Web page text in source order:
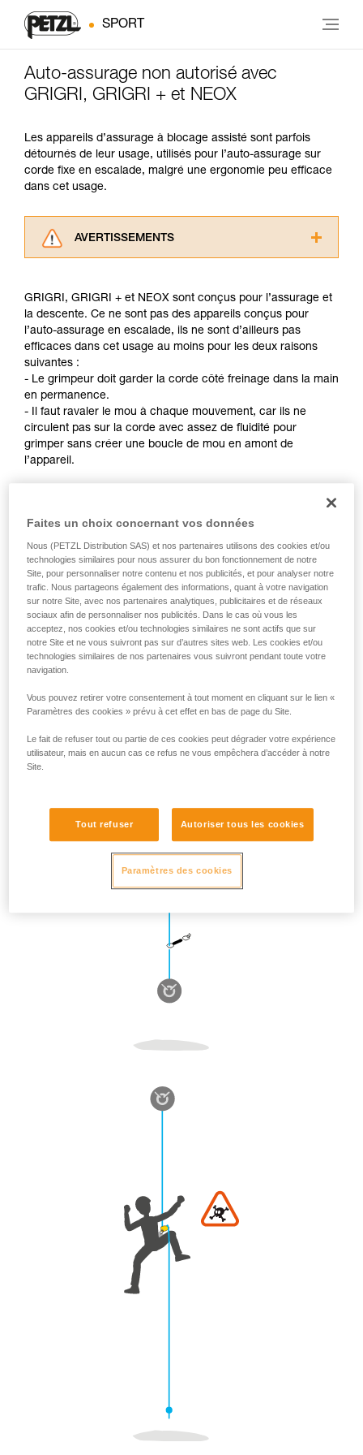
SPORT
Auto-assurage non autorisé avec
GRIGRI, GRIGRI + et NEOX
Les appareils d’assurage à blocage assisté sont parfois
détournés de leur usage, utilisés pour l’auto-assurage sur
corde fixe en escalade, malgré une ergonomie peu efficace
dans cet usage.
AVERTISSEMENTS
consulter. Vous devez avoir compris les
informations de la notice technique pour
pouvoir comprendre ce complément
d’informations.
Maîtriser ces techniques nécessite une
formation et un entraînement spécifique. Validez
avec un professionnel votre capacité à refaire
la manipulation, seul, en toute sécurité, avant
de la reproduire en autonomie.
Nous donnons des exemples de techniques
GRIGRI, GRIGRI + et NEOX sont conçus pour l’assurage et
la descente. Ce ne sont pas des appareils conçus pour
l’auto-assurage en escalade, ils ne sont d’ailleurs pas
efficaces dans cet usage au moins pour les deux raisons
suivantes :
- Le grimpeur doit garder la corde côté freinage dans la main
en permanence.
- Il faut ravaler le mou à chaque mouvement, car ils ne
circulent pas sur la corde avec assez de fluidité pour
grimper sans créer une boucle de mou en amont de
l’appareil.
- Pour l’auto-assurage en escalade sur corde fixe, référez-
Auto-assurage sur Petzl.com.
- Pour l’auto-assurage en tête, il existe des techniques
nécessitant une modification de l’appareil pour améliorer le
défilement de la corde. Petzl n’autorise pas cet usage. Pour
rappel : toute modification d’un EPI est interdite en dehors
des ateliers Petzl.
Faites un choix concernant vos données
Nous (PETZL Distribution SAS) et nos partenaires utilisons des cookies et/ou
technologies similaires pour nous assurer du bon fonctionnement de notre
Site, pour personnaliser notre contenu et nos publicités, et pour analyser notre
trafic. Nous partageons également des informations, quant à votre navigation
sur notre Site, avec nos partenaires analytiques, publicitaires et de réseaux
sociaux afin de personnaliser nos publicités. Dans le cas où vous les
acceptez, nos cookies et/ou technologies similaires ne sont actifs que sur
notre Site et ne vous suivront pas sur d’autres sites web. Les cookies et/ou
technologies similaires de nos partenaires vous suivront pendant toute votre
navigation.
Vous pouvez retirer votre consentement à tout moment en cliquant sur le lien «
Paramètres des cookies » prévu à cet effet en bas de page du Site.
Le fait de refuser tout ou partie de ces cookies peut dégrader votre expérience
utilisateur, mais en aucun cas ce refus ne vous empêchera d’accéder à notre
Site.
Tout refuser Autoriser tous les cookies
Paramètres des cookies